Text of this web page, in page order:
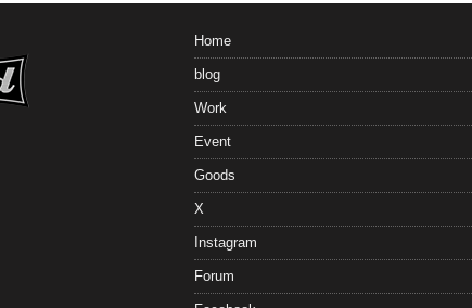
Home
blog
Work
Event
Goods
X
Instagram
Forum